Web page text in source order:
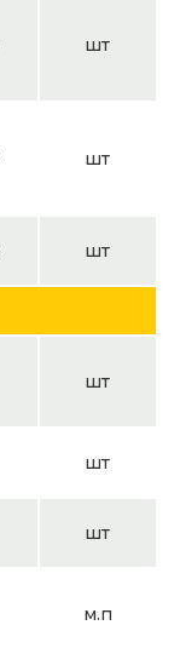
шт
шт
шт
шт
шт
шт
м.п